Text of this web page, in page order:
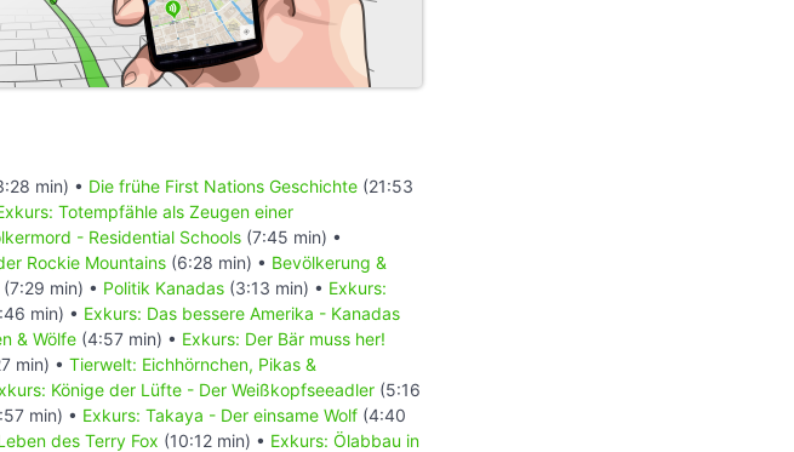
min) • Die frühe First Nations Geschichte (21:53
Totempfähle als Zeugen einer
- Residential Schools (7:45 min) •
Rockie Mountains (6:28 min) • Bevölkerung &
(7:29 min) • Politik Kanadas (3:13 min) • Exkurs:
min) • Exkurs: Das bessere Amerika - Kanadas
& Wölfe (4:57 min) • Exkurs: Der Bär muss her!
min) • Tierwelt: Eichhörnchen, Pikas &
Könige der Lüfte - Der Weißkopfseeadler (5:16
min) • Exkurs: Takaya - Der einsame Wolf (4:40
des Terry Fox (10:12 min) • Exkurs: Ölabbau in